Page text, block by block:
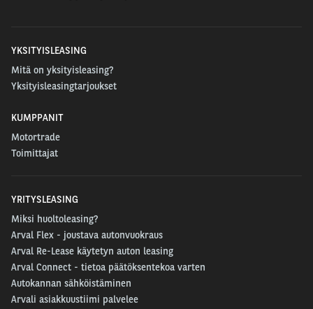
YKSITYISLEASING
Mitä on yksityisleasing?
Yksityisleasingtarjoukset
KUMPPANIT
Motortrade
Toimittajat
YRITYSLEASING
Miksi huoltoleasing?
Arval Flex - joustava autonvuokraus
Arval Re-Lease käytetyn auton leasing
Arval Connect - tietoa päätöksentekoa varten
Autokannan sähköistäminen
Arvali asiakkuustiimi palvelee